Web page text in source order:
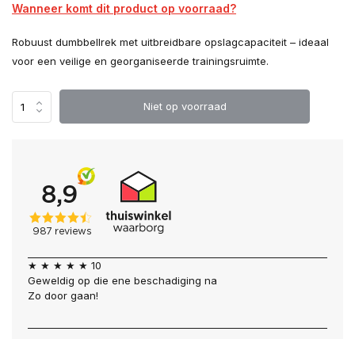
Wanneer komt dit product op voorraad?
Robuust dumbbellrek met uitbreidbare opslagcapaciteit – ideaal
voor een veilige en georganiseerde trainingsruimte.
Niet op voorraad
★ ★ ★ ★ ★ 10
Geweldig op die ene beschadiging na
Zo door gaan!